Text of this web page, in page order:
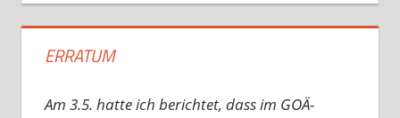
ERRATUM
Am 3.5. hatte ich berichtet, dass im GOÄ-